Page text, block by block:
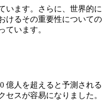
います。さらに、世界的に
けるその重要性についての
います。
億人を超えると予測される
スが容易になりました。